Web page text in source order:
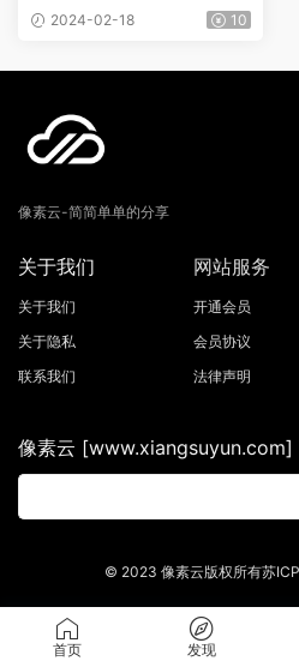
Lightroom Presets 1 0683
2024-02-18 10
像素云-简简单单的分享
关于我们
关于我们
关于隐私
联系我们
网站服务
开通会员
会员协议
法律声明
像素云 [www.xiangsuyun.com]
© 2023 像素云版权所有苏
首页 发现